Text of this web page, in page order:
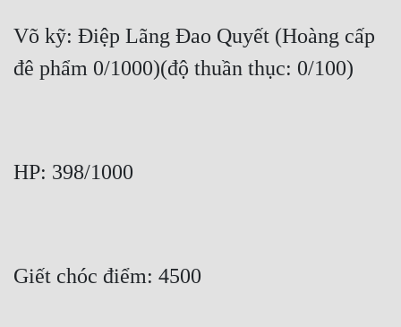
Võ kỹ: Điệp Lãng Đao Quyết (Hoàng cấp
đê phẩm 0/1000)(độ thuần thục: 0/100)
HP: 398/1000
Giết chóc điểm: 4500